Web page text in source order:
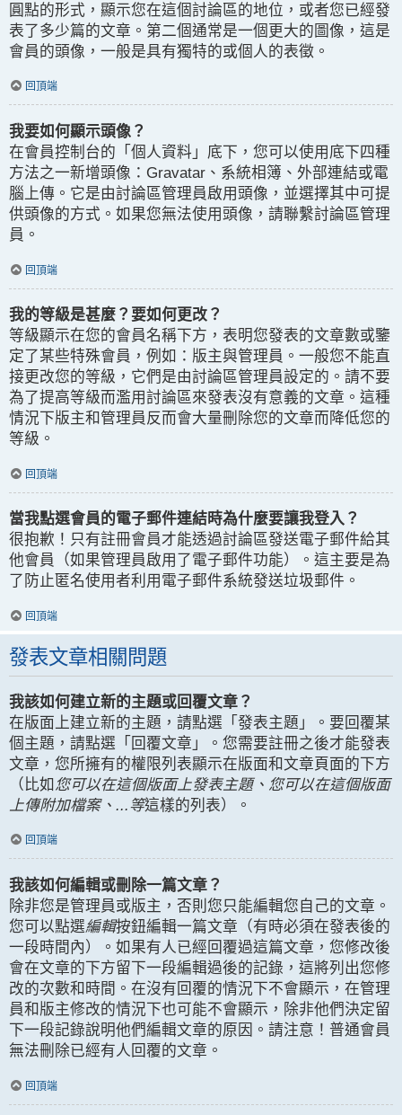
圓點的形式，顯示您在這個討論區的地位，或者您已經發
表了多少篇的文章。第二個通常是一個更大的圖像，這是
會員的頭像，一般是具有獨特的或個人的表徵。
回頂端
我要如何顯示頭像？
在會員控制台的「個人資料」底下，您可以使用底下四種
方法之一新增頭像：Gravatar、系統相簿、外部連結或電
腦上傳。它是由討論區管理員啟用頭像，並選擇其中可提
供頭像的方式。如果您無法使用頭像，請聯繫討論區管理
員。
回頂端
我的等級是甚麼？要如何更改？
等級顯示在您的會員名稱下方，表明您發表的文章數或鑒
定了某些特殊會員，例如：版主與管理員。一般您不能直
接更改您的等級，它們是由討論區管理員設定的。請不要
為了提高等級而濫用討論區來發表沒有意義的文章。這種
情況下版主和管理員反而會大量刪除您的文章而降低您的
等級。
回頂端
當我點選會員的電子郵件連結時為什麼要讓我登入？
很抱歉！只有註冊會員才能透過討論區發送電子郵件給其
他會員（如果管理員啟用了電子郵件功能）。這主要是為
了防止匿名使用者利用電子郵件系統發送垃圾郵件。
回頂端
發表文章相關問題
我該如何建立新的主題或回覆文章？
在版面上建立新的主題，請點選「發表主題」。要回覆某
個主題，請點選「回覆文章」。您需要註冊之後才能發表
文章，您所擁有的權限列表顯示在版面和文章頁面的下方
（比如 您可以在這個版面上發表主題、您可以在這個版面
上傳附加檔案、...等這樣的列表）。
回頂端
我該如何編輯或刪除一篇文章？
除非您是管理員或版主，否則您只能編輯您自己的文章。
您可以點選編輯按鈕編輯一篇文章（有時必須在發表後的
一段時間內）。如果有人已經回覆過這篇文章，您修改後
會在文章的下方留下一段編輯過後的記錄，這將列出您修
改的次數和時間。在沒有回覆的情況下不會顯示，在管理
員和版主修改的情況下也可能不會顯示，除非他們決定留
下一段記錄說明他們編輯文章的原因。請注意！普通會員
無法刪除已經有人回覆的文章。
回頂端